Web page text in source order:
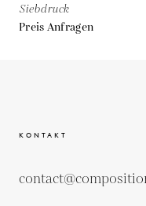
Siebdruck
Preis Anfragen
KONTAKT